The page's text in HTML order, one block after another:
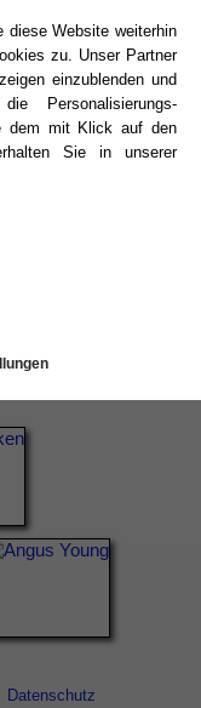
Datenschutz
diese Website weiterhin
zu. Unser Partner
einzublenden und
Personalisierungs-
dem mit Klick auf den
Sie in unserer